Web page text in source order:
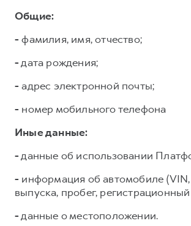
Общие:
- фамилия, имя, отчество;
-дата рождения;
- адрес электронной почты;
- номер мобильного телефона
Иные данные:
-данные об использовании
- информация об автомобиле
выпуска, пробег,
-данные о местоположении.